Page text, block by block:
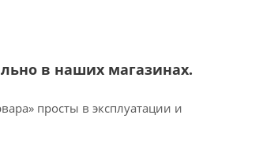
в наших магазинах.
просты в эксплуатации и